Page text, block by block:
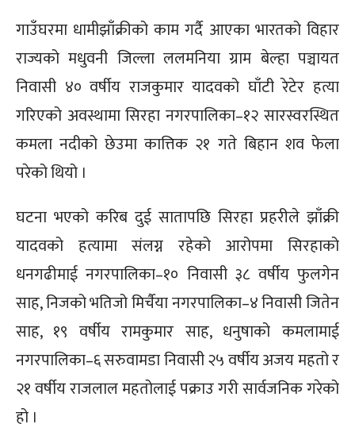
गाउँघरमा धामीझाँक्रीको काम गर्दै आएका भारतको विहार
राज्यको मधुवनी जिल्ला ललमनिया ग्राम बेल्हा पञ्चायत
निवासी ४० वर्षीय राजकुमार यादवको घाँटी रेटेर हत्या
गरिएको अवस्थामा सिरहा नगरपालिका–१२ सारस्वरस्थित
कमला नदीको छेउमा कात्तिक २१ गते बिहान शव फेला
परेको थियो ।
घटना भएको करिब दुई सातापछि सिरहा प्रहरीले झाँक्री
यादवको हत्यामा संलग्न रहेको आरोपमा सिरहाको
धनगढीमाई नगरपालिका–१० निवासी ३८ वर्षीय फुलगेन
साह, निजको भतिजो मिर्चैया नगरपालिका–४ निवासी जितेन
साह, १९ वर्षीय रामकुमार साह, धनुषाको कमलामाई
नगरपालिका–६ सरुवामडा निवासी २५ वर्षीय अजय महतो र
२१ वर्षीय राजलाल महतोलाई पक्राउ गरी सार्वजनिक गरेको
हो ।